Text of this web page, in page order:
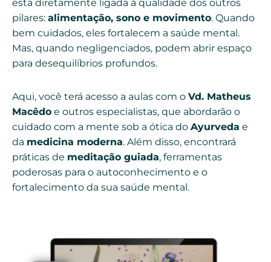
está diretamente ligada à qualidade dos outros
pilares: alimentação, sono e movimento. Quando
bem cuidados, eles fortalecem a saúde mental.
Mas, quando negligenciados, podem abrir espaço
para desequilíbrios profundos.
Aqui, você terá acesso a aulas com o Vd. Matheus
Macêdo e outros especialistas, que abordarão o
cuidado com a mente sob a ótica do Ayurveda e
da medicina moderna. Além disso, encontrará
práticas de meditação guiada, ferramentas
poderosas para o autoconhecimento e o
fortalecimento da sua saúde mental.